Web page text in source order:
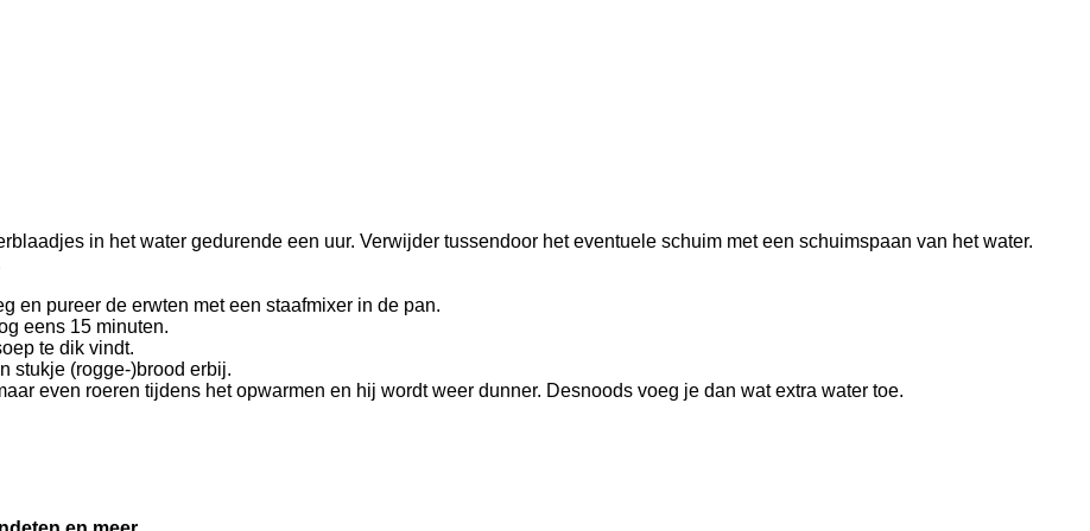
in het water gedurende een uur. Verwijder tussendoor het eventuele schuim met een schuimspaan van het water.
en pureer de erwten met een staafmixer in de pan.
eens 15 minuten.
te dik vindt.
stukje (rogge-)brood erbij.
even roeren tijdens het opwarmen en hij wordt weer dunner. Desnoods voeg je dan wat extra water toe.